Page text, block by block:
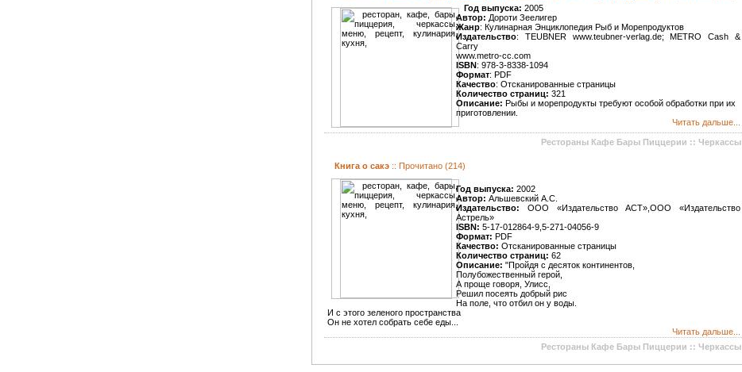
Год выпуска: 2005
Автор: Дороти Зеелигер
Жанр: Кулинарная Энциклопедия Рыб и Морепродуктов
Издательство: TEUBNER www.teubner-verlag.de; METRO Cash &
Carry
www.metro-cc.com
ISBN: 978-3-8338-1094
Формат: PDF
Качество: Отсканированные страницы
Количество страниц: 321
Описание: Рыбы и морепродукты требуют особой обработки при их
приготовлении.
Читать дальше...
Рестораны Кафе Бары Пиццерии :: Черкассы
Книга о сакэ :: Прочитано (214)
Год выпуска: 2002
Автор: Альшевский А.С.
Издательство: ООО «Издательство ACT»,ООО «Издательство
Астрель»
ISBN: 5-17-012864-9,5-271-04056-9
Формат: PDF
Качество: Отсканированные страницы
Количество страниц: 62
Описание: "Пройдя с десяток континентов,
Полубожественный герой,
А проще говоря, Улисс,
Решил посеять добрый рис
На поле, что отбил он у воды.
И с этого зеленого пространства
Он не хотел собрать себе еды...
Читать дальше...
Рестораны Кафе Бары Пиццерии :: Черкассы